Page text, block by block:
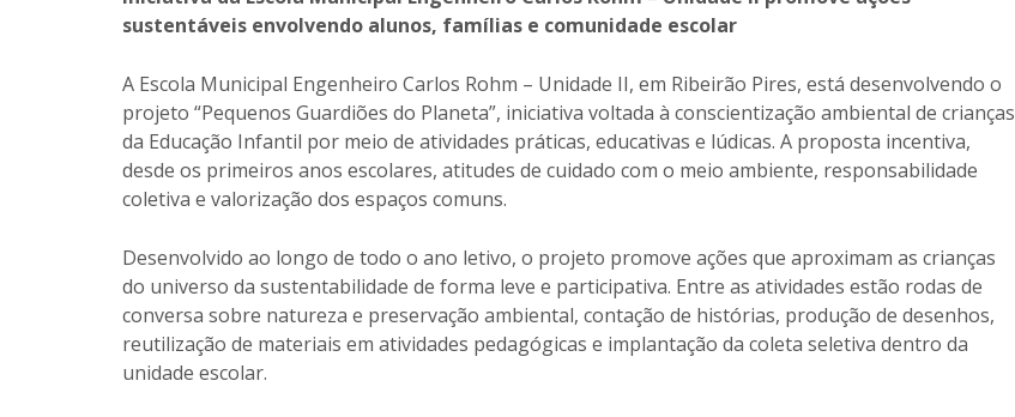
sustentáveis envolvendo alunos, famílias e comunidade escolar
A Escola Municipal Engenheiro Carlos Rohm – Unidade II, em Ribeirão Pires, está desenvolvendo o
projeto “Pequenos Guardiões do Planeta”, iniciativa voltada à conscientização ambiental de crianças
da Educação Infantil por meio de atividades práticas, educativas e lúdicas. A proposta incentiva,
desde os primeiros anos escolares, atitudes de cuidado com o meio ambiente, responsabilidade
coletiva e valorização dos espaços comuns.
Desenvolvido ao longo de todo o ano letivo, o projeto promove ações que aproximam as crianças
do universo da sustentabilidade de forma leve e participativa. Entre as atividades estão rodas de
conversa sobre natureza e preservação ambiental, contação de histórias, produção de desenhos,
reutilização de materiais em atividades pedagógicas e implantação da coleta seletiva dentro da
unidade escolar.